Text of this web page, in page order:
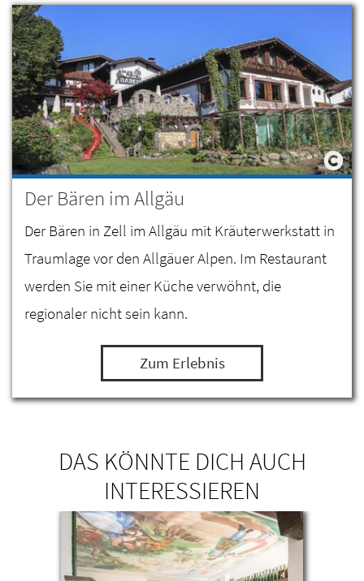
Der Bären im Allgäu
Der Bären in Zell im Allgäu mit Kräuterwerkstatt in
Traumlage vor den Allgäuer Alpen. Im Restaurant
werden Sie mit einer Küche verwöhnt, die
regionaler nicht sein kann.
Zum Erlebnis
DAS KÖNNTE DICH AUCH
INTERESSIEREN